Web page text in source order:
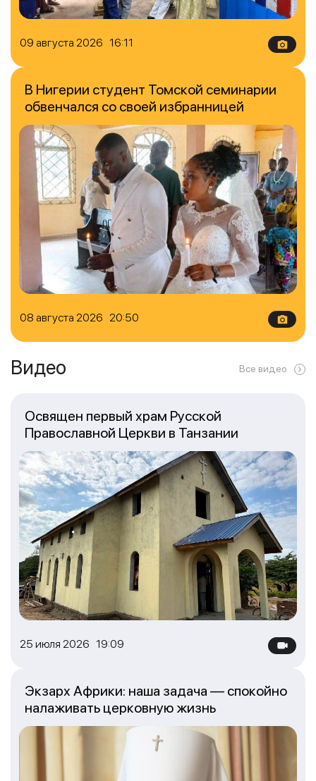
09 августа 2026 16:11
08 августа 2026 20:50
В Нигерии студент Томской семинарии
обвенчался со своей избранницей
Видео Все видео
25 июля 2026 19:09
Освящен первый храм Русской
Православной Церкви в Танзании
Экзарх Африки: наша задача — спокойно
налаживать церковную жизнь